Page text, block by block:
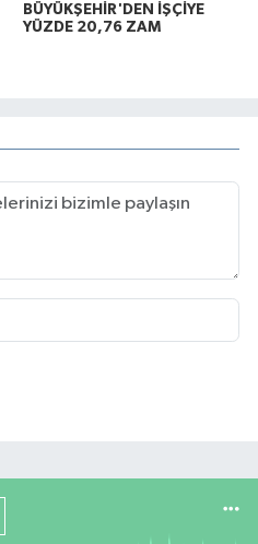
BÜYÜKŞEHİR'DEN İŞÇİYE
YÜZDE 20,76 ZAM